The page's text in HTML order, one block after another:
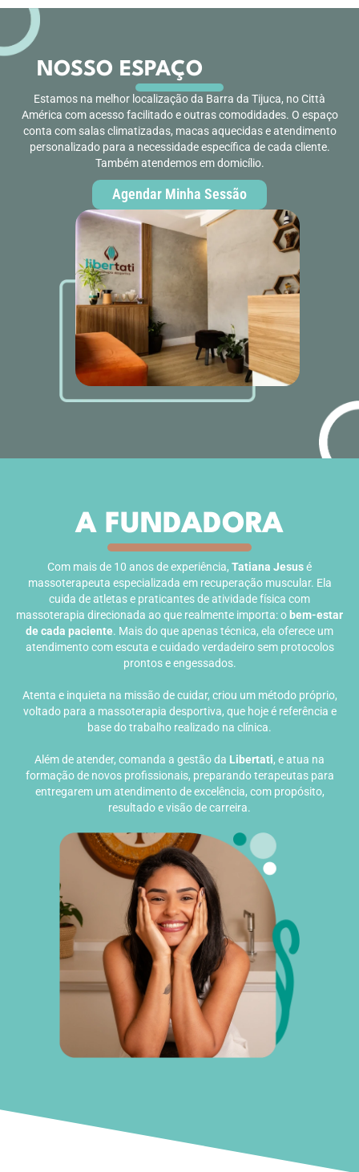
NOSSO ESPAÇO
Estamos na melhor localização da Barra da Tijuca, no Città
América com acesso facilitado e outras comodidades. O espaço
conta com salas climatizadas, macas aquecidas e atendimento
personalizado para a necessidade específica de cada cliente.
Também atendemos em domicílio.
Agendar Minha Sessão
A FUNDADORA
Com mais de 10 anos de experiência, Tatiana Jesusé
massoterapeuta especializada em recuperação muscular. Ela
cuida de atletas e praticantes de atividade física com
massoterapia direcionada ao que realmente importa: o bem-estar
de cada paciente. Mais do que apenas técnica, ela oferece um
atendimento com escuta e cuidado verdadeiro sem protocolos
prontos e engessados.
Atenta e inquieta na missão de cuidar, criou um método próprio,
voltado para a massoterapia desportiva, que hoje é referência e
base do trabalho realizado na clínica.
Além de atender, comanda a gestão da Libertati, e atua na
formação de novos profissionais, preparando terapeutas para
entregarem um atendimento de excelência, com propósito,
resultado e visão de carreira.